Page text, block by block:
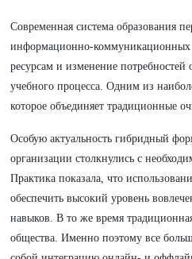
Современная система образования
информационно-коммуникационных
ресурсам и изменение
учебного процесса. Одним из
которое объединяет традиционные
Особую актуальность гибридный
организации столкнулись с
Практика показала, что
обеспечить высокий уровень
навыков. В то же время
общества. Именно поэтому все